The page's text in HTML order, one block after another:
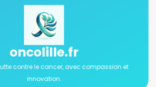
oncolille.fr
contre le cancer, avec compassion et
innovation.